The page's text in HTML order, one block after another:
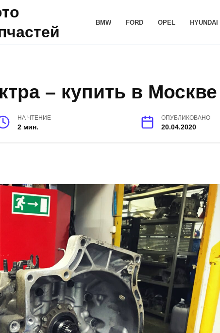
BMW FORD OPEL HYUNDAI
– купить в Москве
НА ЧТЕНИЕ
2 мин.
ОПУБЛИКОВАНО
20.04.2020